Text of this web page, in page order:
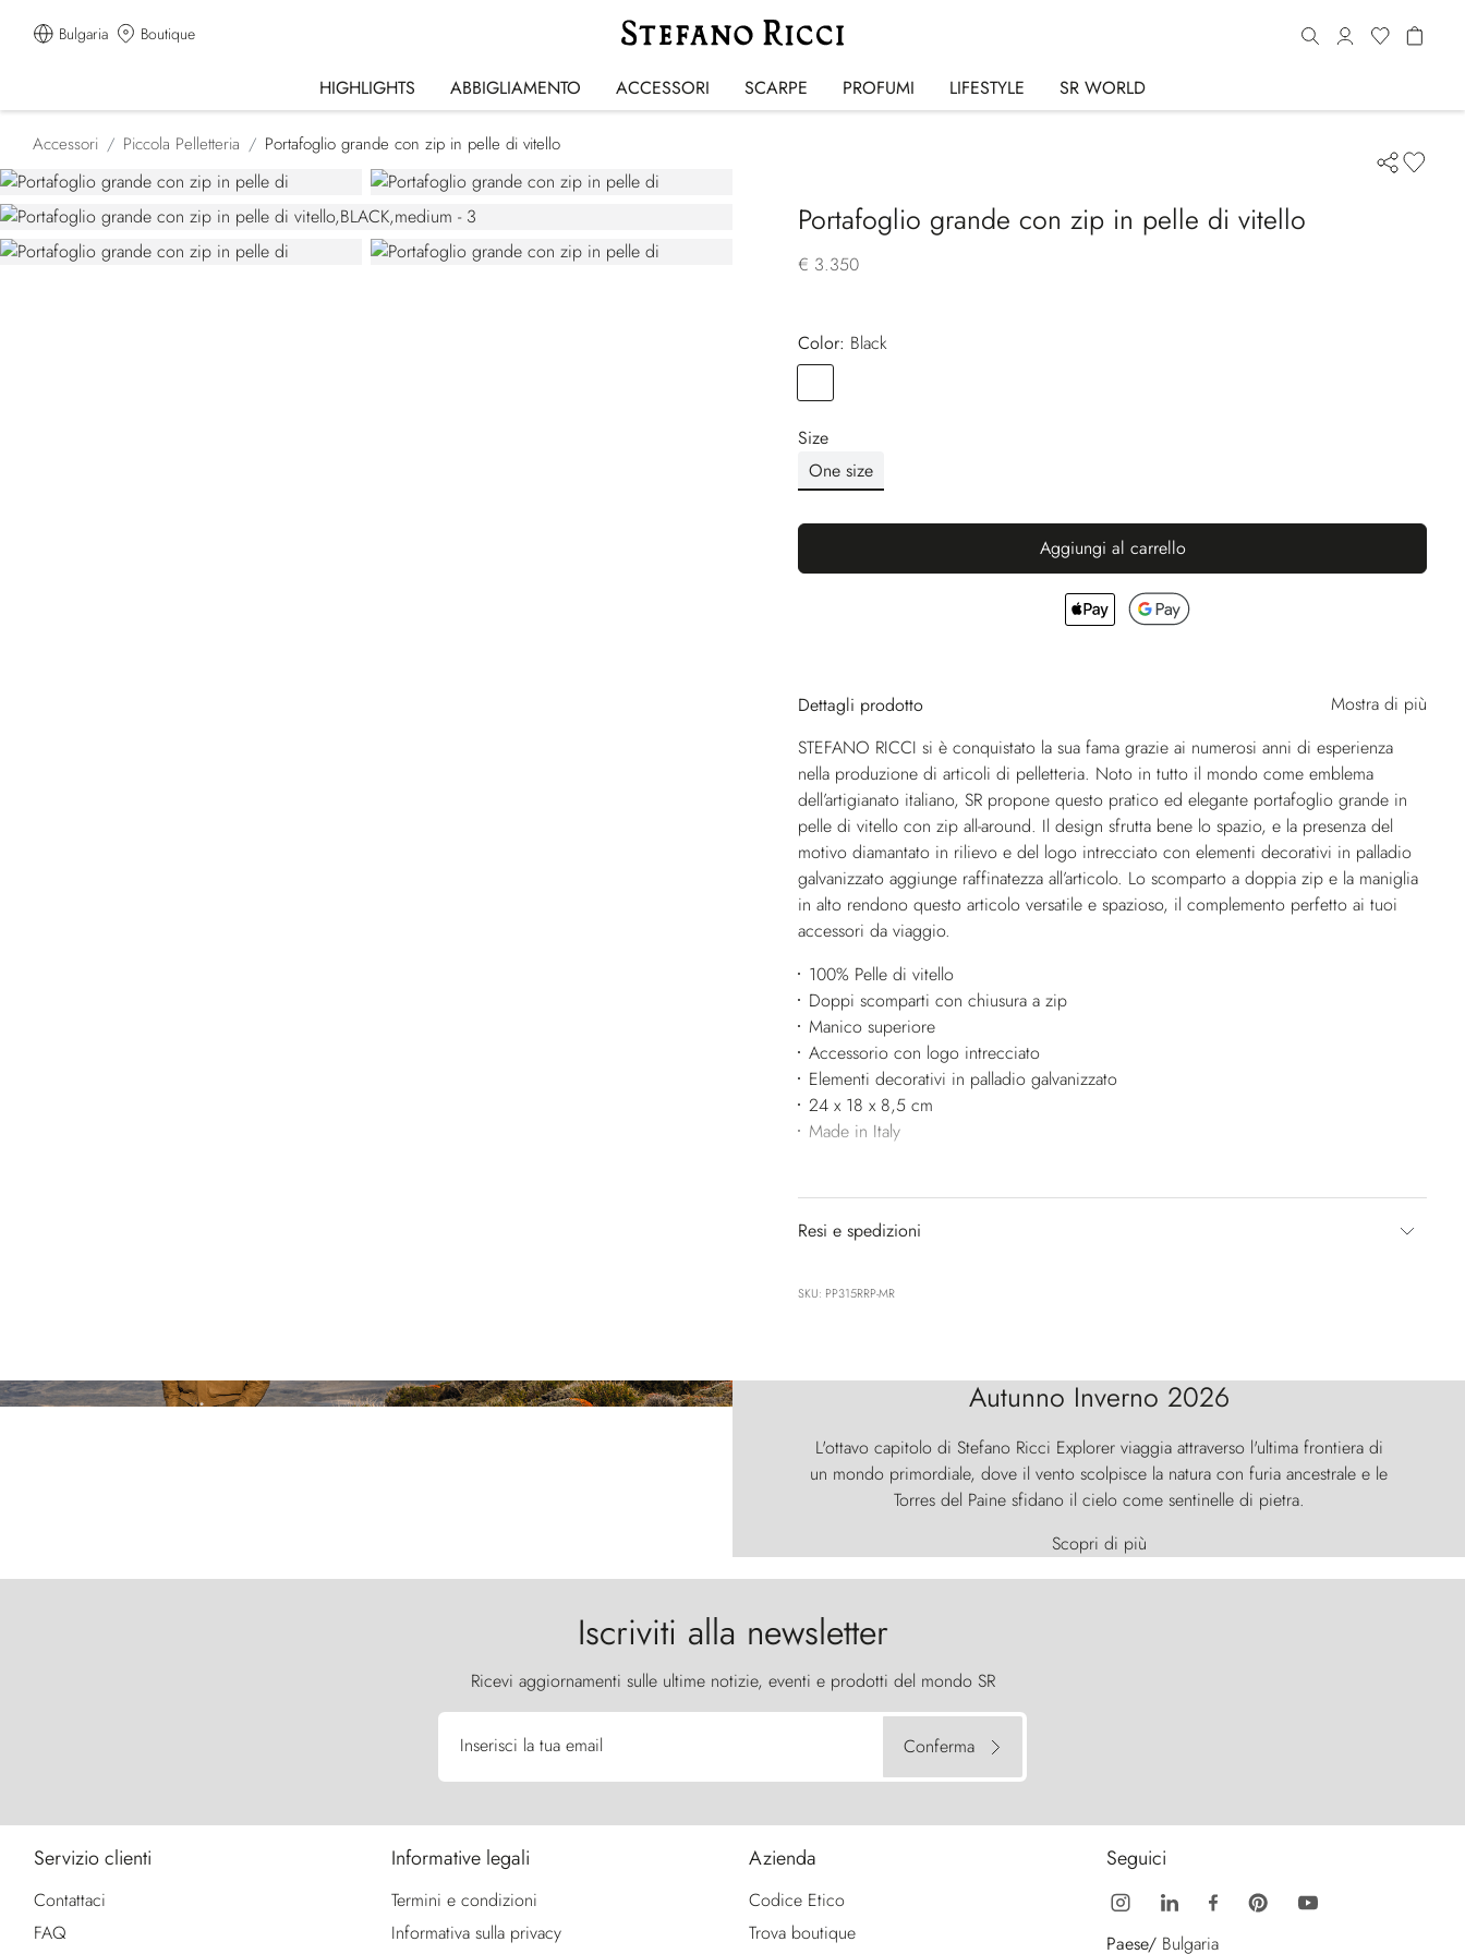
Bulgaria Boutique
HIGHLIGHTS ABBIGLIAMENTO ACCESSORI SCARPE PROFUMI LIFESTYLE SR WORLD
Accessori Piccola Pelletteria Portafoglio grande con zip in pelle di vitello
Portafoglio grande con zip in pelle di vitello
€ 3.350
Color:
black
Size
One size
Aggiungi al carrello
Dettagli prodotto
Mostra di più
STEFANO RICCI si è conquistato la sua fama grazie ai numerosi anni di esperienza
nella produzione di articoli di pelletteria. Noto in tutto il mondo come emblema
dell’artigianato italiano, SR propone questo pratico ed elegante portafoglio grande in
pelle di vitello con zip all-around. Il design sfrutta bene lo spazio, e la presenza del
motivo diamantato in rilievo e del logo intrecciato con elementi decorativi in palladio
galvanizzato aggiunge raffinatezza all’articolo. Lo scomparto a doppia zip e la maniglia
in alto rendono questo articolo versatile e spazioso, il complemento perfetto ai tuoi
accessori da viaggio.
100% Pelle di vitello
Doppi scomparti con chiusura a zip
Manico superiore
Accessorio con logo intrecciato
Elementi decorativi in palladio galvanizzato
24 x 18 x 8,5 cm
Made in Italy
Resi e spedizioni
SKU: PP315RRP-MR
Autunno Inverno 2026
L'ottavo capitolo di Stefano Ricci Explorer viaggia attraverso l'ultima frontiera di
un mondo primordiale, dove il vento scolpisce la natura con furia ancestrale e le
Torres del Paine sfidano il cielo come sentinelle di pietra.
Scopri di più
Iscriviti alla newsletter
Ricevi aggiornamenti sulle ultime notizie, eventi e prodotti del mondo SR
Inserisci la tua email Conferma
Servizio clienti
Contattaci
FAQ
Informative legali
Termini e condizioni
Informativa sulla privacy
Azienda
Codice Etico
Trova boutique
Seguici
Paese/ Bulgaria